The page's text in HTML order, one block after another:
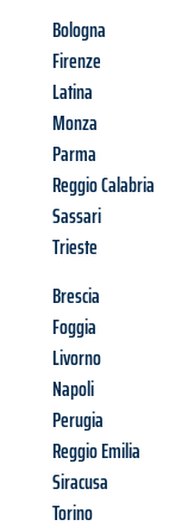
Bologna
Firenze
Latina
Monza
Parma
Reggio Calabria
Sassari
Trieste
Brescia
Foggia
Livorno
Napoli
Perugia
Reggio Emilia
Siracusa
Torino